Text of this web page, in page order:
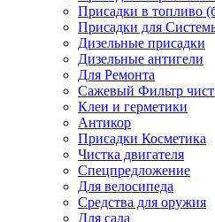
Присадки в топливо
Присадки для
Дизельные присадки
Дизельные антигели
Для Ремонта
Сажевый Фильтр
Клеи и герметики
Антикор
Присадки Косметика
Чистка двигателя
Спецпредложение
Для велосипеда
Средства для оружия
Для сада